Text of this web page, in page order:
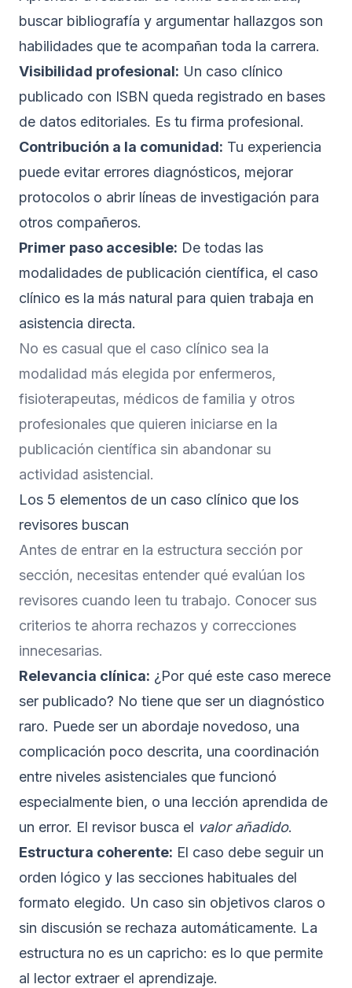
buscar bibliografía y argumentar hallazgos son
habilidades que te acompañan toda la carrera.
Visibilidad profesional: Un caso clínico
publicado con ISBN queda registrado en bases
de datos editoriales. Es tu firma profesional.
Contribución a la comunidad: Tu experiencia
puede evitar errores diagnósticos, mejorar
protocolos o abrir líneas de investigación para
otros compañeros.
Primer paso accesible: De todas las
modalidades de publicación científica, el caso
clínico es la más natural para quien trabaja en
asistencia directa.
No es casual que el caso clínico sea la
modalidad más elegida por enfermeros,
fisioterapeutas, médicos de familia y otros
profesionales que quieren iniciarse en la
publicación científica sin abandonar su
actividad asistencial.
Los 5 elementos de un caso clínico que los
revisores buscan
Antes de entrar en la estructura sección por
sección, necesitas entender qué evalúan los
revisores cuando leen tu trabajo. Conocer sus
criterios te ahorra rechazos y correcciones
innecesarias.
Relevancia clínica: ¿Por qué este caso merece
ser publicado? No tiene que ser un diagnóstico
raro. Puede ser un abordaje novedoso, una
complicación poco descrita, una coordinación
entre niveles asistenciales que funcionó
especialmente bien, o una lección aprendida de
un error. El revisor busca el valor añadido.
Estructura coherente: El caso debe seguir un
orden lógico y las secciones habituales del
formato elegido. Un caso sin objetivos claros o
sin discusión se rechaza automáticamente. La
estructura no es un capricho: es lo que permite
al lector extraer el aprendizaje.